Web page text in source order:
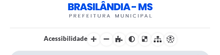
Acessibilidade